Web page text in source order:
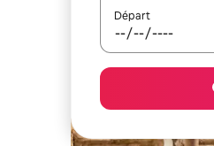
Départ